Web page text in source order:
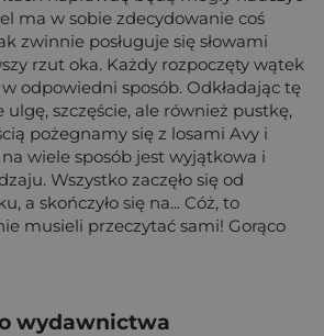
ma w sobie zdecydowanie coś
zwinnie posługuje się słowami
rzut oka. Każdy rozpoczęty wątek
odpowiedni sposób. Odkładając tę
ulgę, szczęście, ale również pustkę,
pożegnamy się z losami Avy i
wiele sposób jest wyjątkowa i
Wszystko zaczęło się od
a skończyło się na... Cóż, to
musieli przeczytać sami! Gorąco
wydawnictwa